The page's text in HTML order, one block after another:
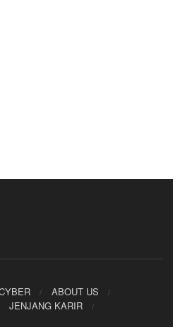
ABOUT US
JENJANG KARIR